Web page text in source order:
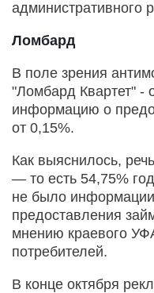
административного
Ломбард
В поле зрения
"Ломбард Квартет" -
информацию о
от 0,15%.
Как выяснилось,
— то есть 54,75%
не было
предоставления
мнению краевого
потребителей.
В конце октября